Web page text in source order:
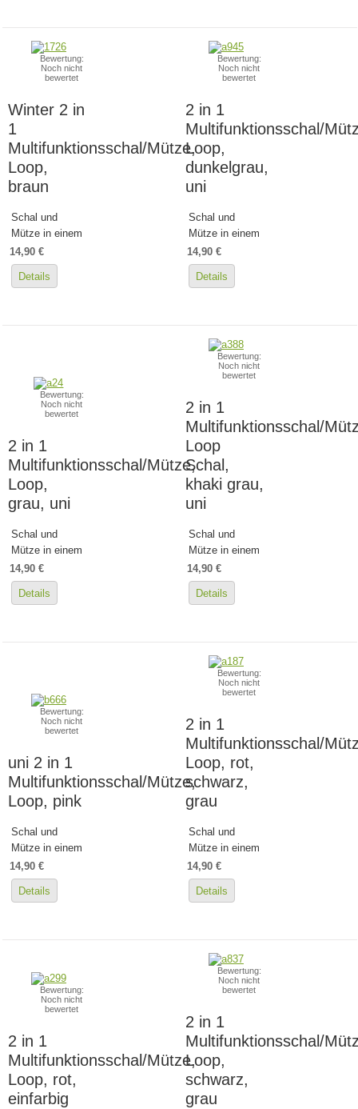
Bewertung:
Noch nicht
bewertet
Winter 2 in
1
Multifunktionsschal/Mütze,
Loop,
braun
Schal und
Mütze in einem
14,90 €
Details
Bewertung:
Noch nicht
bewertet
2 in 1
Multifunktionsschal/
Loop,
dunkelgrau,
uni
Schal und
Mütze in einem
14,90 €
Details
Bewertung:
Noch nicht
bewertet
2 in 1
Multifunktionsschal/Mütze,
Loop,
grau, uni
Schal und
Mütze in einem
14,90 €
Details
Bewertung:
Noch nicht
bewertet
2 in 1
Multifunktionsschal/
Loop
Schal,
khaki grau,
uni
Schal und
Mütze in einem
14,90 €
Details
Bewertung:
Noch nicht
bewertet
uni 2 in 1
Multifunktionsschal/Mütze,
Loop, pink
Schal und
Mütze in einem
14,90 €
Details
Bewertung:
Noch nicht
bewertet
2 in 1
Multifunktionsschal/
Loop, rot,
schwarz,
grau
Schal und
Mütze in einem
14,90 €
Details
Bewertung:
Noch nicht
bewertet
2 in 1
Multifunktionsschal/Mütze,
Loop, rot,
einfarbig
Bewertung:
Noch nicht
bewertet
2 in 1
Multifunktionsschal/
Loop,
schwarz,
grau